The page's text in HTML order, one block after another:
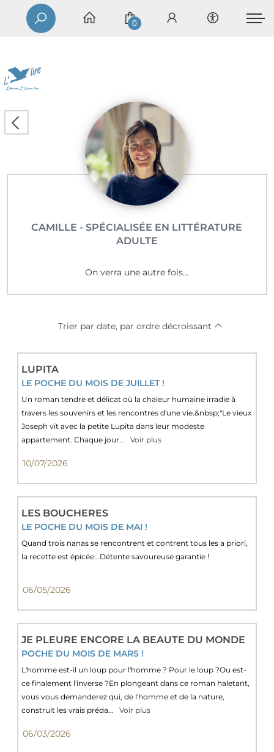
0
CAMILLE - SPÉCIALISÉE EN LITTÉRATURE
ADULTE
On verra une autre fois...
Trier par date, par ordre décroissant
LUPITA
LE POCHE DU MOIS DE JUILLET !
Un roman tendre et délicat où la chaleur humaine irradie à
travers les souvenirs et les rencontres d'une vie.&nbsp;"Le vieux
Joseph vit avec la petite Lupita dans leur modeste
appartement. Chaque jour...
Voir plus
10/07/2026
LES BOUCHERES
LE POCHE DU MOIS DE MAI !
Quand trois nanas se rencontrent et contrent tous les a priori,
la recette est épicée...Détente savoureuse garantie !
06/05/2026
JE PLEURE ENCORE LA BEAUTE DU MONDE
POCHE DU MOIS DE MARS !
L'homme est-il un loup pour l'homme ? Pour le loup ?Ou est-
ce finalement l'inverse ?En plongeant dans ce roman haletant,
vous vous demanderez qui, de l'homme et de la nature,
construit les vrais préda...
Voir plus
06/03/2026